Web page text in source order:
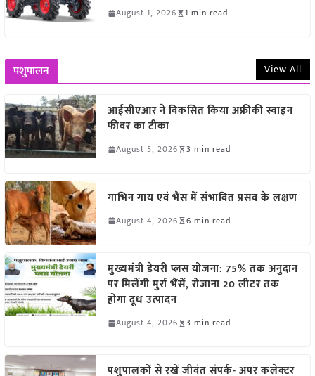
August 1, 2026 1 min read
पशुपालन View All
आईसीएआर ने विकसित किया अफ्रीकी स्वाइन
फीवर का टीका
August 5, 2026 3 min read
गाभिन गाय एवं भैंस में संभावित प्रसव के लक्षण
August 4, 2026 6 min read
मुख्यमंत्री डेयरी प्लस योजना: 75% तक अनुदान
पर मिलेंगी मुर्रा भैंसें, रोजाना 20 लीटर तक
होगा दूध उत्पादन
August 4, 2026 3 min read
पशुपालकों से रखें जीवंत संपर्क- अपर कलेक्टर